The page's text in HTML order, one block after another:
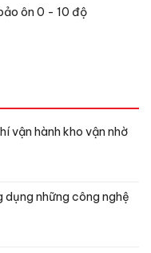
ôn 0 - 10 độ
vận hành kho vận nhờ
dụng những công nghệ